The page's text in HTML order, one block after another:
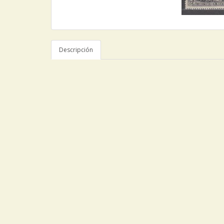
Descripción